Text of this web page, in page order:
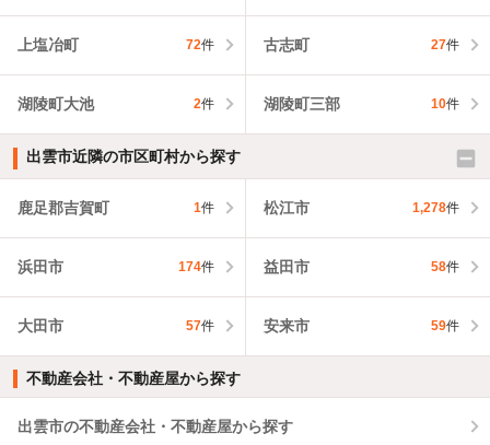
上塩冶町 72件 古志町 27件
湖陵町大池 2件 湖陵町三部 10件
出雲市近隣の市区町村から探す
鹿足郡吉賀町 1件 松江市 1,278件
浜田市 174件 益田市 58件
大田市 57件 安来市 59件
不動産会社・不動産屋から探す
出雲市の不動産会社・不動産屋から探す